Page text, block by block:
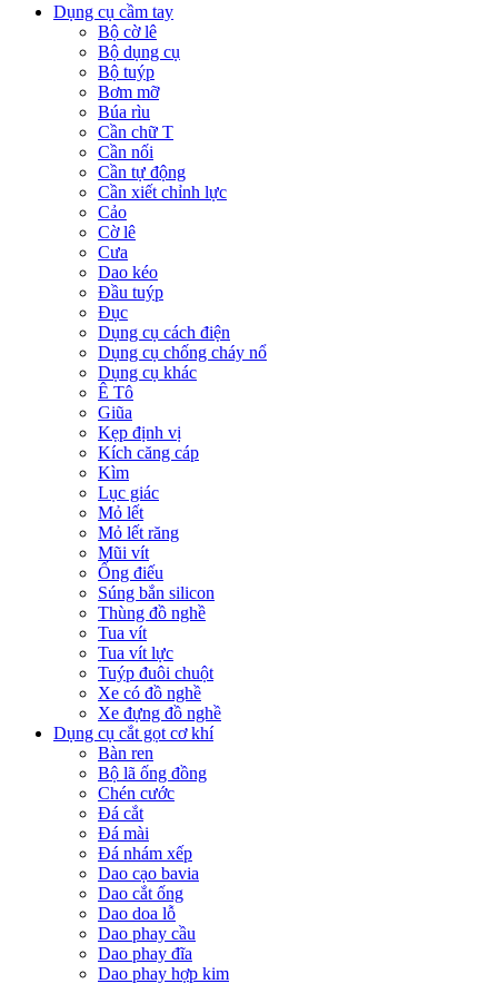
Dụng cụ cầm tay
Bộ cờ lê
Bộ dụng cụ
Bộ tuýp
Bơm mỡ
Búa rìu
Cần chữ T
Cần nối
Cần tự động
Cần xiết chỉnh lực
Cảo
Cờ lê
Cưa
Dao kéo
Đầu tuýp
Đục
Dụng cụ cách điện
Dụng cụ chống cháy nổ
Dụng cụ khác
Ê Tô
Giũa
Kẹp định vị
Kích căng cáp
Kìm
Lục giác
Mỏ lết
Mỏ lết răng
Mũi vít
Ống điếu
Súng bắn silicon
Thùng đồ nghề
Tua vít
Tua vít lực
Tuýp đuôi chuột
Xe có đồ nghề
Xe đựng đồ nghề
Dụng cụ cắt gọt cơ khí
Bàn ren
Bộ lã ống đồng
Chén cước
Đá cắt
Đá mài
Đá nhám xếp
Dao cạo bavia
Dao cắt ống
Dao doa lỗ
Dao phay cầu
Dao phay đĩa
Dao phay hợp kim